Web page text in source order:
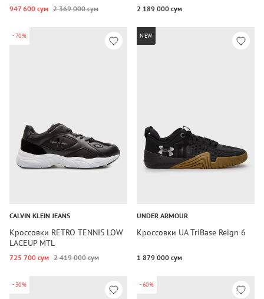
947 600 сум 2 369 000 сум 2 189 000 сум
-70%
CALVIN KLEIN JEANS
Кроссовки RETRO TENNIS LOW
LACEUP MTL
725 700 сум 2 419 000 сум
NEW
UNDER ARMOUR
Кроссовки UA TriBase Reign 6
1 879 000 сум
-30% -60%